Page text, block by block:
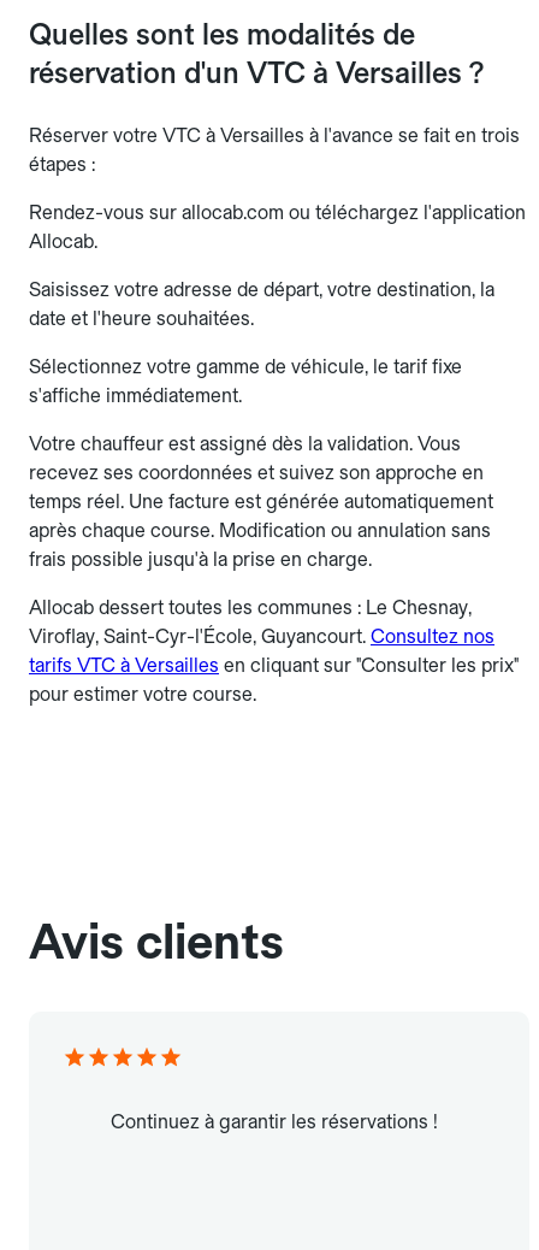
Quelles sont les modalités de
réservation d'un VTC à Versailles ?
Réserver votre VTC à Versailles à l'avance se fait en trois
étapes :
Rendez-vous sur allocab.com ou téléchargez l'application
Allocab.
Saisissez votre adresse de départ, votre destination, la
date et l'heure souhaitées.
Sélectionnez votre gamme de véhicule, le tarif fixe
s'affiche immédiatement.
Votre chauffeur est assigné dès la validation. Vous
recevez ses coordonnées et suivez son approche en
temps réel. Une facture est générée automatiquement
après chaque course. Modification ou annulation sans
frais possible jusqu'à la prise en charge.
Allocab dessert toutes les communes : Le Chesnay,
Viroflay, Saint-Cyr-l'École, Guyancourt. Consultez nos
tarifs VTC à Versailles en cliquant sur "Consulter les prix"
pour estimer votre course.
Avis clients
Continuez à garantir les réservations !